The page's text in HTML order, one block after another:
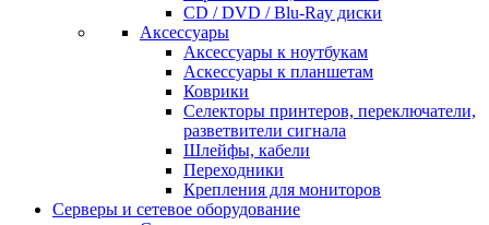
CD / DVD / Blu-Ray диски
Аксессуары
Аксессуары к ноутбукам
Аскессуары к планшетам
Коврики
Селекторы принтеров, переключатели,
разветвители сигнала
Шлейфы, кабели
Переходники
Крепления для мониторов
Серверы и сетевое оборудование